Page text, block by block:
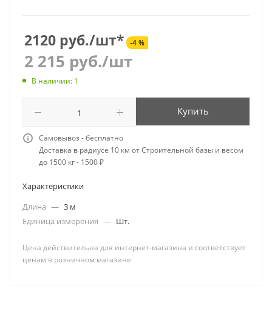
2120 руб./шт* -4 %
2 215 руб./шт
В наличии: 1
Купить
Самовывоз - бесплатно
Доставка в радиусе 10 км от Строительной базы и весом
до 1500 кг - 1500 ₽
Характеристики
Длина — 3 м
Единица измерения — Шт.
Цена действительна для интернет-магазина и соответствует
ценам в розничном магазине